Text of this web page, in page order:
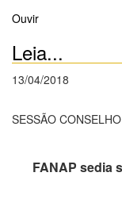
Ouvir
Leia...
13/04/2018
SESSÃO
FANAP sedia